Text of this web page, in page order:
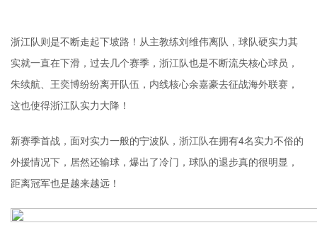
浙江队则是不断走起下坡路！从主教练刘维伟离队，球队硬实力其
实就一直在下滑，过去几个赛季，浙江队也是不断流失核心球员，
朱续航、王奕博纷纷离开队伍，内线核心余嘉豪去征战海外联赛，
这也使得浙江队实力大降！
新赛季首战，面对实力一般的宁波队，浙江队在拥有4名实力不俗的
外援情况下，居然还输球，爆出了冷门，球队的退步真的很明显，
距离冠军也是越来越远！